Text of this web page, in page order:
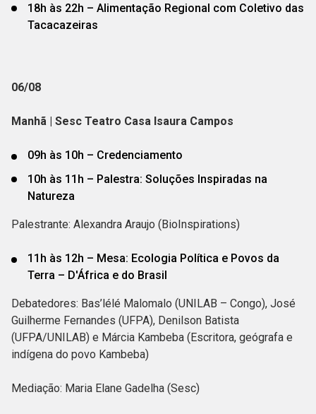
18h às 22h – Alimentação Regional com Coletivo das
Tacacazeiras
06/08
Manhã | Sesc Teatro Casa Isaura Campos
09h às 10h – Credenciamento
10h às 11h – Palestra: Soluções Inspiradas na
Natureza
Palestrante: Alexandra Araujo (BioInspirations)
11h às 12h – Mesa: Ecologia Política e Povos da
Terra – D'África e do Brasil
Debatedores: Bas’lélé Malomalo (UNILAB – Congo), José
Guilherme Fernandes (UFPA), Denilson Batista
(UFPA/UNILAB) e Márcia Kambeba (Escritora, geógrafa e
indígena do povo Kambeba)
Mediação: Maria Elane Gadelha (Sesc)